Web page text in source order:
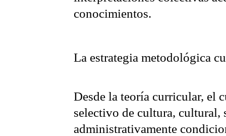
conocimientos.
La estrategia metodológica
Desde la teoría curricular, el
selectivo de cultura,
administrativamente